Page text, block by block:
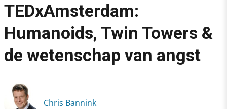
Marketing
›
TEDxAmsterdam: Humanoids, Twin Towers & de wetenschap
TEDxAmsterdam:
Humanoids, Twin Towers &
de wetenschap van angst
Chris Bannink